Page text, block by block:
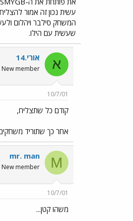
עשית נכון זה אמור
המשחק סילבר ויהלום
שעשית עם הילו.
א אורי.14
New member
10/7/01
קודם כל שתצליח,
אחר כך שתוריד
M
mr. man
New member
10/7/01
משהו קטן...